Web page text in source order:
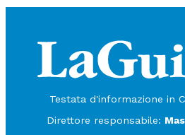
Testata d'informazione in
Direttore responsabile: